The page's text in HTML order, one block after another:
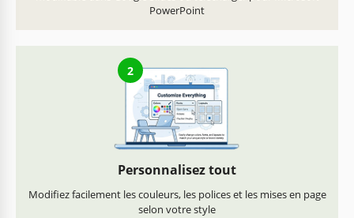
PowerPoint
2
Personnalisez tout
Modifiez facilement les couleurs, les polices et les mises en page
selon votre style